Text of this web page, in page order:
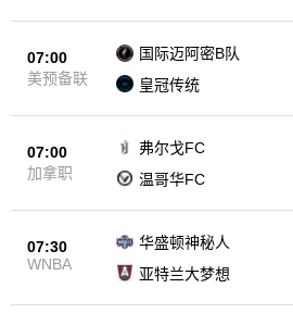
07:00
美预备联
国际迈阿密B队
皇冠传统
07:00
加拿职
弗尔戈FC
温哥华FC
07:30
WNBA
华盛顿神秘人
亚特兰大梦想